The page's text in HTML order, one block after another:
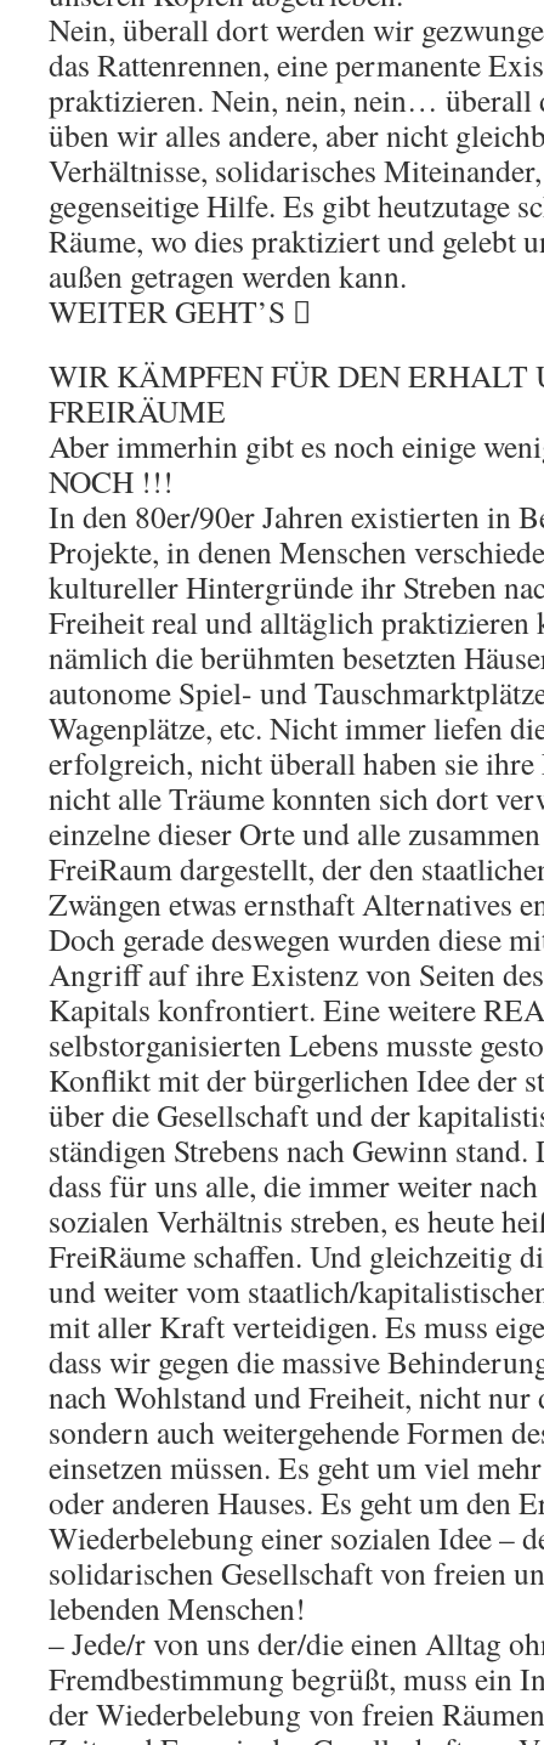
Nein, überall dort werden wir
das Rattenrennen, eine permanente
praktizieren. Nein, nein, nein… überall
üben wir alles andere, aber nicht
Verhältnisse, solidarisches
gegenseitige Hilfe. Es gibt heutzutage
Räume, wo dies praktiziert und gelebt
außen getragen werden kann.
WEITER GEHT’S 
WIR KÄMPFEN FÜR DEN ERHALT
FREIRÄUME
Aber immerhin gibt es noch einige
NOCH !!!
In den 80er/90er Jahren existierten in
Projekte, in denen Menschen
kultureller Hintergründe ihr Streben
Freiheit real und alltäglich praktizieren
nämlich die berühmten besetzten
autonome Spiel- und
Wagenplätze, etc. Nicht immer liefen
erfolgreich, nicht überall haben sie ihre
nicht alle Träume konnten sich dort
einzelne dieser Orte und alle
FreiRaum dargestellt, der den
Zwängen etwas ernsthaft Alternatives
Doch gerade deswegen wurden diese
Angriff auf ihre Existenz von Seiten des
Kapitals konfrontiert. Eine weitere
selbstorganisierten Lebens musste
Konflikt mit der bürgerlichen Idee der
über die Gesellschaft und der
ständigen Strebens nach Gewinn
dass für uns alle, die immer weiter
sozialen Verhältnis streben, es heute
FreiRäume schaffen. Und gleichzeitig
und weiter vom staatlich/
mit aller Kraft verteidigen. Es muss
dass wir gegen die massive
nach Wohlstand und Freiheit, nicht nur
sondern auch weitergehende Formen
einsetzen müssen. Es geht um viel
oder anderen Hauses. Es geht um den
Wiederbelebung einer sozialen Idee –
solidarischen Gesellschaft von freien
lebenden Menschen!
– Jede/r von uns der/die einen Alltag
Fremdbestimmung begrüßt, muss ein
der Wiederbelebung von freien